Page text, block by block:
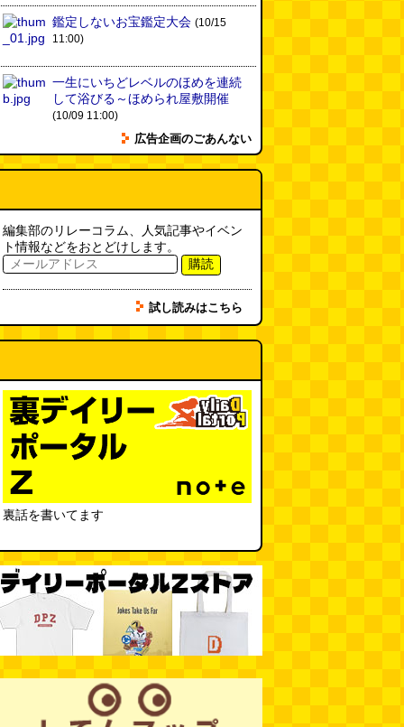
鑑定しないお宝鑑定大会 (10/15
11:00)
一生にいちどレベルのほめを連続
して浴びる～ほめられ屋敷開催
(10/09 11:00)
広告企画のごあんない
編集部のリレーコラム、人気記事やイベン
ト情報などをおとどけします。
購読
試し読みはこちら
裏話を書いてます